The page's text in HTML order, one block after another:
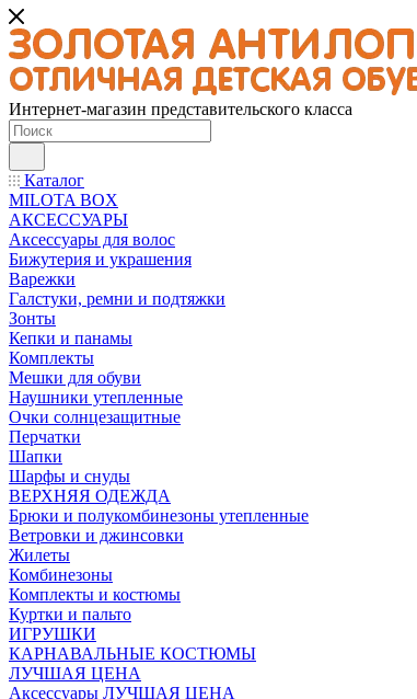
Интернет-магазин представительского класса
Каталог
MILOTA BOX
АКСЕССУАРЫ
Аксессуары для волос
Бижутерия и украшения
Варежки
Галстуки, ремни и подтяжки
Зонты
Кепки и панамы
Комплекты
Мешки для обуви
Наушники утепленные
Очки солнцезащитные
Перчатки
Шапки
Шарфы и снуды
ВЕРХНЯЯ ОДЕЖДА
Брюки и полукомбинезоны утепленные
Ветровки и джинсовки
Жилеты
Комбинезоны
Комплекты и костюмы
Куртки и пальто
ИГРУШКИ
КАРНАВАЛЬНЫЕ КОСТЮМЫ
ЛУЧШАЯ ЦЕНА
Аксессуары ЛУЧШАЯ ЦЕНА